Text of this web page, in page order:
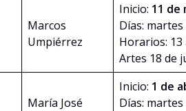
Marcos
Umpiérrez
Inicio: 11 de
Días: martes
Horarios: 13
Artes 18 de
María José
Inicio: 1 de
Días: martes